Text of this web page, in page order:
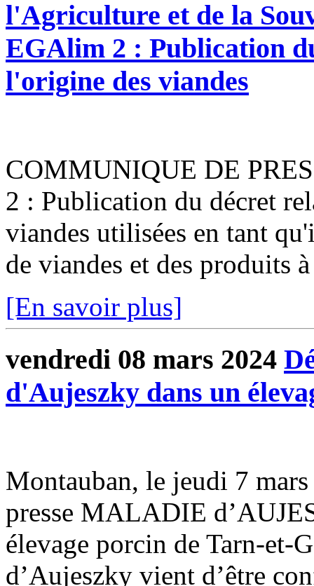
l'Agriculture et de la
EGAlim 2 : Publication
l'origine des viandes
COMMUNIQUE DE
2 : Publication du décret
viandes utilisées en tant
de viandes et des produits
[En savoir plus]
vendredi 08 mars 2024
d'Aujeszky dans un
Montauban, le jeudi 7
presse MALADIE
élevage porcin de Tarn-et-
d’Aujeszky vient d’être